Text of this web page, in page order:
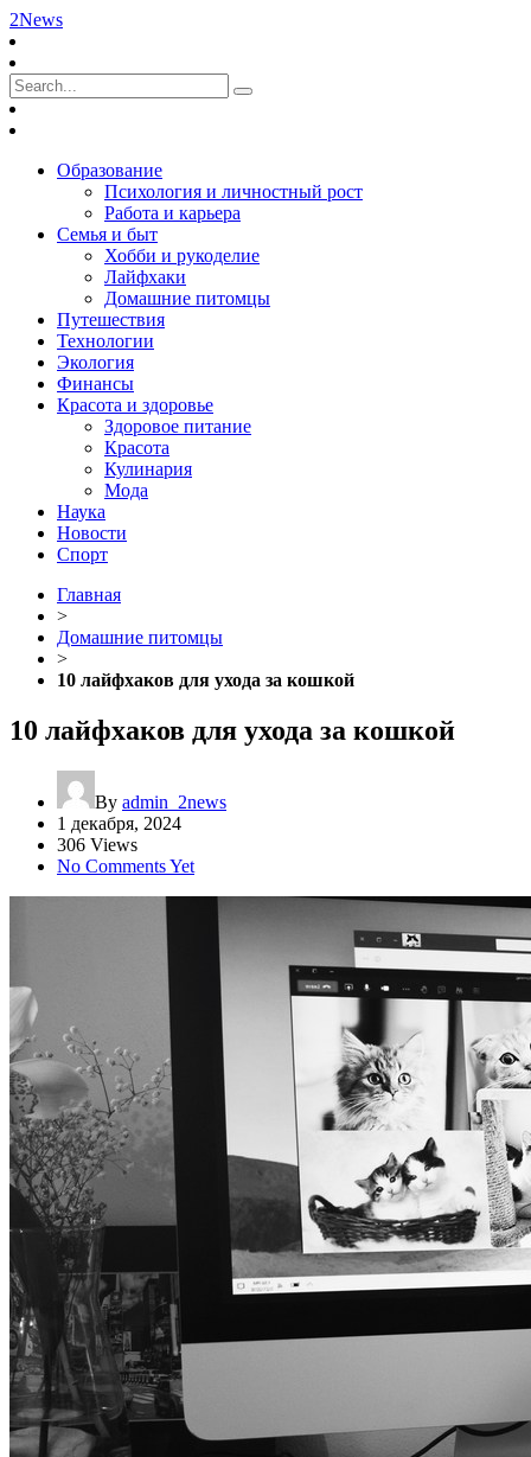
2News
Образование
Психология и личностный рост
Работа и карьера
Семья и быт
Хобби и рукоделие
Лайфхаки
Домашние питомцы
Путешествия
Технологии
Экология
Финансы
Красота и здоровье
Здоровое питание
Красота
Кулинария
Мода
Наука
Новости
Спорт
Главная
>
Домашние питомцы
>
10 лайфхаков для ухода за кошкой
10 лайфхаков для ухода за кошкой
By admin_2news
1 декабря, 2024
306 Views
No Comments Yet